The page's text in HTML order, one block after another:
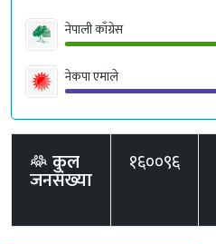
नेपाली काँग्रेस
नेकपा एमाले
कुल
जनसंख्या
१६००९६